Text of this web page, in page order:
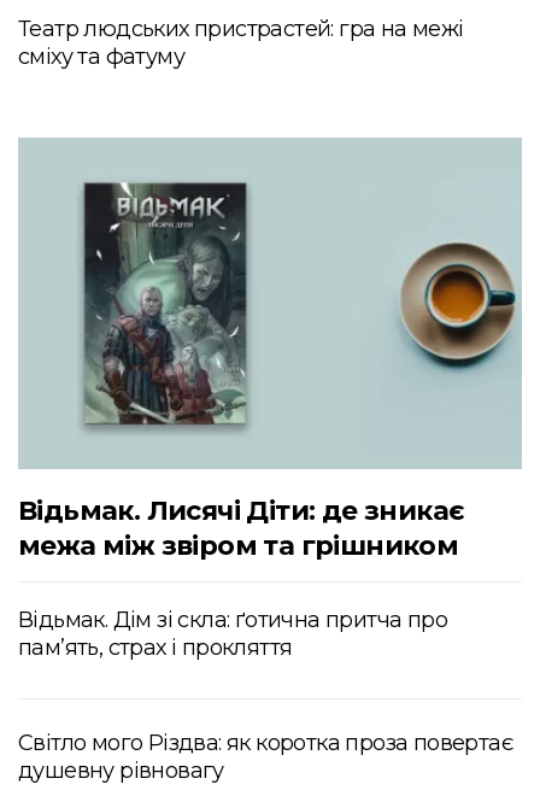
Театр людських пристрастей: гра на межі
сміху та фатуму
Відьмак. Лисячі Діти: де зникає
межа між звіром та грішником
Відьмак. Дім зі скла: ґотична притча про
пам’ять, страх і прокляття
Світло мого Різдва: як коротка проза повертає
душевну рівновагу